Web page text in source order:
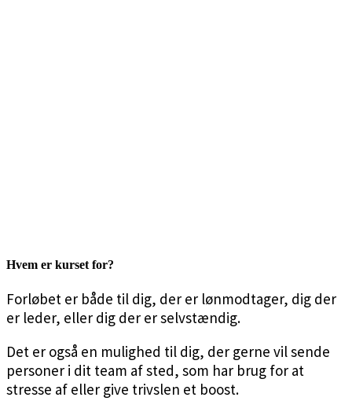
Hvem er kurset for?
Forløbet er både til dig, der er lønmodtager, dig der
er leder, eller dig der er selvstændig.
Det er også en mulighed til dig, der gerne vil sende
personer i dit team af sted, som har brug for at
stresse af eller give trivslen et boost.